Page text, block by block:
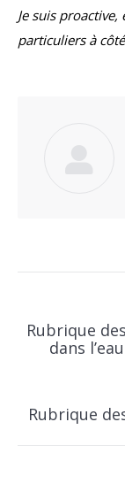
Je suis
particuliers à
Rubrique
dans
Rubrique